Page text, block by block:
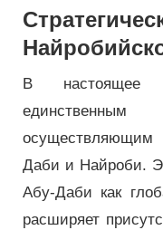
В настоящее
Даби и Найроби.
Абу-Даби как
расширяет